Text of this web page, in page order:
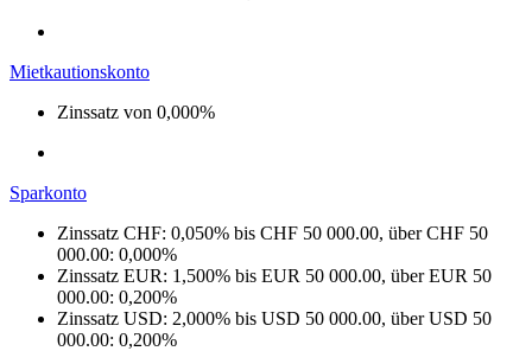
Mietkautionskonto
Zinssatz von 0,000%
Sparkonto
Zinssatz CHF: 0,050% bis CHF 50 000.00, über CHF 50
000.00: 0,000%
Zinssatz EUR: 1,500% bis EUR 50 000.00, über EUR 50
000.00: 0,200%
Zinssatz USD: 2,000% bis USD 50 000.00, über USD 50
000.00: 0,200%